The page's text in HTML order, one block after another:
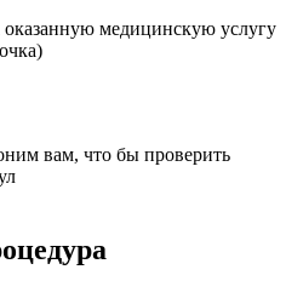
оказанную медицинскую услугу
вам, что бы проверить